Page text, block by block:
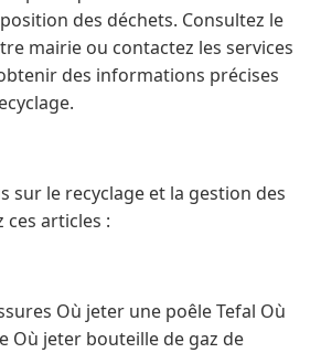
des déchets. Consultez le
mairie ou contactez les services
des informations précises
sur le recyclage et la gestion des
ces articles :
Où jeter une poêle Tefal Où
Où jeter bouteille de gaz de